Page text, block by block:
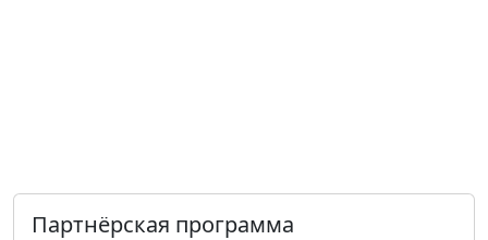
Партнёрская программа